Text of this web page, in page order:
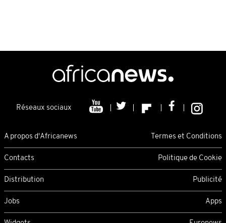
Réseaux sociaux
A propos d'Africanews Termes et Conditions
Contacts Politique de Cookie
Distribution Publicité
Jobs Apps